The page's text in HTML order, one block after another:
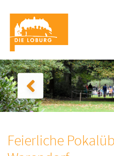
Feierliche